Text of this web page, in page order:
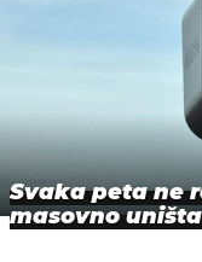
Svaka peta ne
masovno